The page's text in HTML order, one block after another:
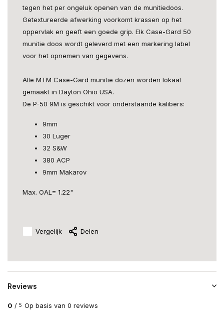
tegen het per ongeluk openen van de munitiedoos.
Getextureerde afwerking voorkomt krassen op het
oppervlak en geeft een goede grip. Elk Case-Gard 50
munitie doos wordt geleverd met een markering label
voor het opnemen van gegevens.
Alle MTM Case-Gard munitie dozen worden lokaal
gemaakt in Dayton Ohio USA.
De P-50 9M is geschikt voor onderstaande kalibers:
9mm
30 Luger
32 S&W
380 ACP
9mm Makarov
Max. OAL= 1.22"
Vergelijk Delen
Reviews
0 / 5 Op basis van 0 reviews